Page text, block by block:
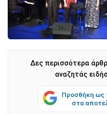
Δες περισσότερα
αναζητάς
Προσθήκη ως
στα